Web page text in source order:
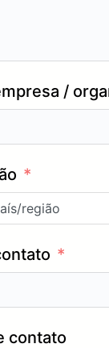
/
região
contato